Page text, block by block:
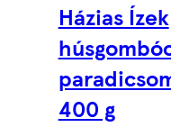
Házias Ízek
400 g